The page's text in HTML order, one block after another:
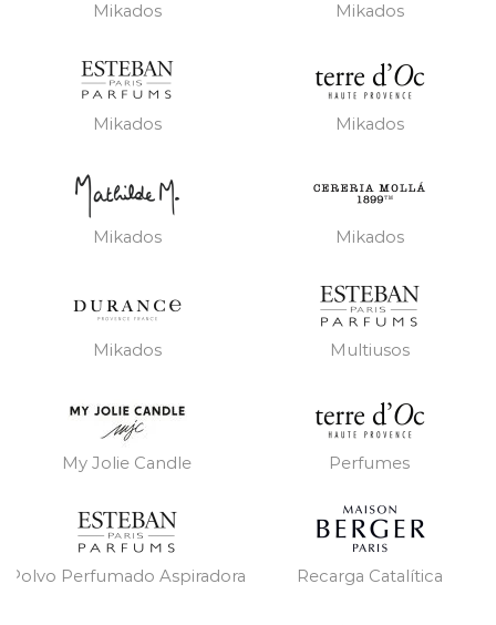
Mikados Mikados
Mikados Mikados
Mikados Mikados
Mikados Multiusos
My Jolie Candle Perfumes
Polvo Perfumado Aspiradora Recarga Catalítica